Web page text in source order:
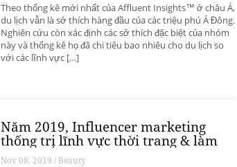
Theo thống kê mới nhất của Affluent Insights™ ở châu Á,
du lịch vẫn là sở thích hàng đầu của các triệu phú Á Đông.
Nghiên cứu còn xác định các sở thích đặc biệt của nhóm
này và thống kê họ đã chi tiêu bao nhiêu cho du lịch so
với các lĩnh vực […]
Năm 2019, Influencer marketing
thống trị lĩnh vực thời trang & làm
đẹp
Nov 08, 2019 / Beauty